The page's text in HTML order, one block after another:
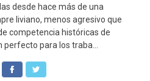
desde hace más de una
liviano, menos agresivo que
competencia históricas de
perfecto para los traba...